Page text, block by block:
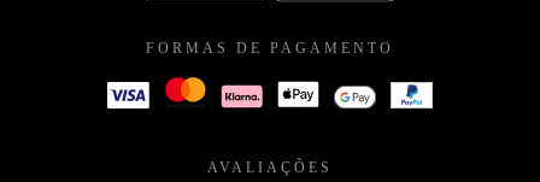
FORMAS DE PAGAMENTO
AVALIAÇÕES